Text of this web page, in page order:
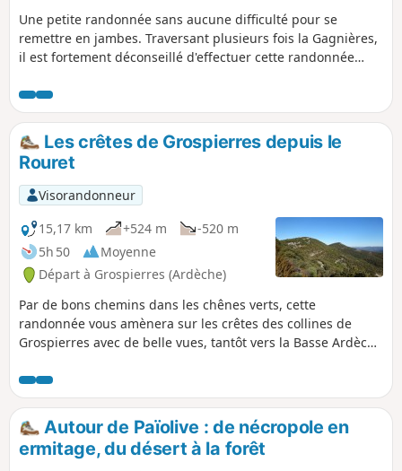
Une petite randonnée sans aucune difficulté pour se
remettre en jambes. Traversant plusieurs fois la Gagnières,
il est fortement déconseillé d'effectuer cette randonnée
Les crêtes de Grospierres depuis le
Rouret
Visorandonneur
15,17 km
+524 m
-520 m
5h 50
Moyenne
Départ à Grospierres (Ardèche)
Par de bons chemins dans les chênes verts, cette
randonnée vous amènera sur les crêtes des collines de
Grospierres avec de belle vues, tantôt vers la Basse Ardèche
pourrez voir la Chapelle Notre-Dame des Songes, le village
abandonné du Chastelas et la résurgence de la Font Vive
avec son eau verte.
Autour de Païolive : de nécropole en
ermitage, du désert à la forêt